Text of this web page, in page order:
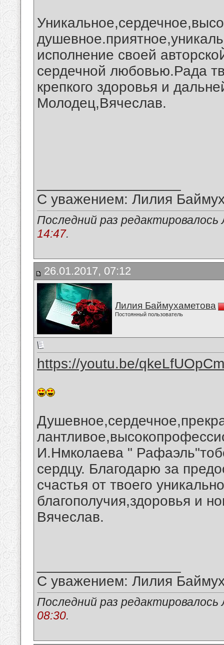
исполнение своей
сердечной любовью.Рада
крепкого здоровья и
Молодец,Вячеслав.
С уважением: Лилия
Последний раз
14:47.
26.01.2017, 07:12
Лилия Баймухаметова
Постоянный пользователь
https://youtu.be/
И.Нмколаева "
сердцу. Благодарю за
счастья от твоего
благополучия,здоровья и
Вячеслав.
С уважением: Лилия
Последний раз
08:30.